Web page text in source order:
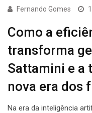
Fernando Gomes
Como a
transforma
Sattamini e a
nova era dos
Na era da inteligência